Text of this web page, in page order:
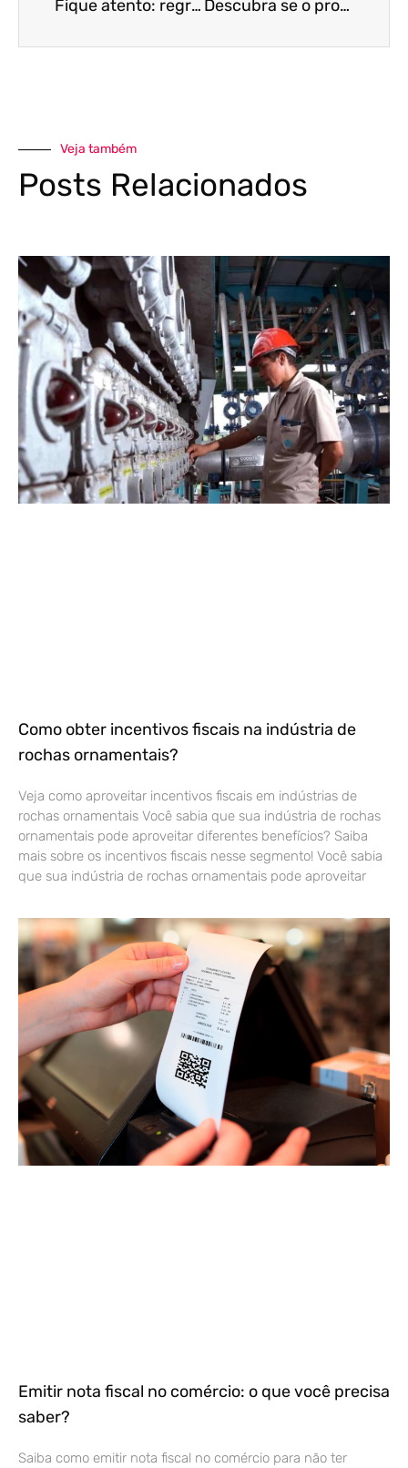
Fique atento: regras do MEI e do Simples Nacional podem passar por revisão Descubra se o programa emergencial BEm se tornará permanente!
Veja também
Posts Relacionados
Como obter incentivos fiscais na indústria de
rochas ornamentais?
Veja como aproveitar incentivos fiscais em indústrias de
rochas ornamentais Você sabia que sua indústria de rochas
ornamentais pode aproveitar diferentes benefícios? Saiba
mais sobre os incentivos fiscais nesse segmento! Você sabia
que sua indústria de rochas ornamentais pode aproveitar
Emitir nota fiscal no comércio: o que você precisa
saber?
Saiba como emitir nota fiscal no comércio para não ter